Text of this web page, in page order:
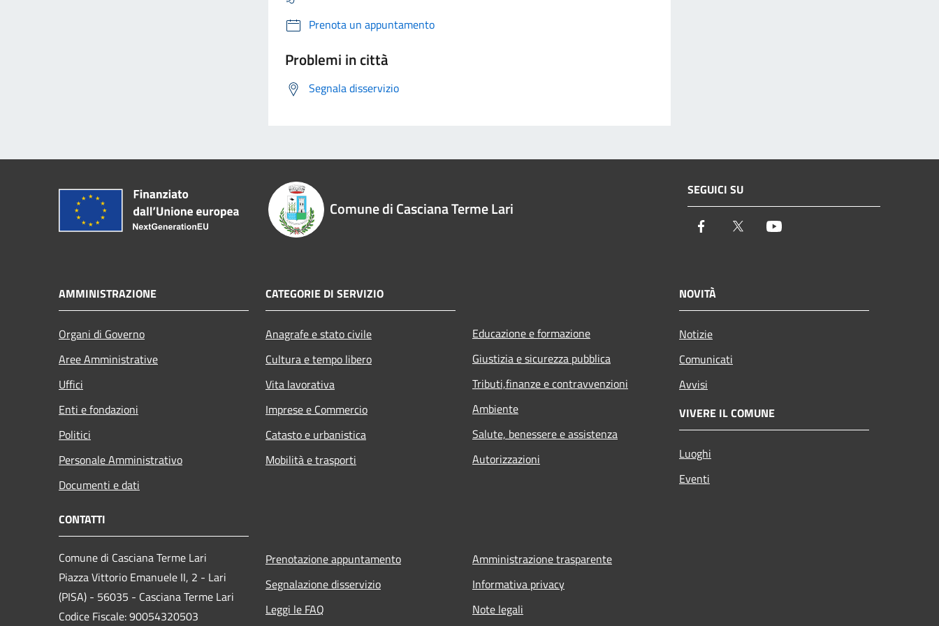
Prenota un appuntamento
Problemi in città
Segnala disservizio
Comune di Casciana Terme Lari
SEGUICI SU
Facebook Twitter
AMMINISTRAZIONE
Organi di Governo
Aree Amministrative
Uffici
Enti e fondazioni
Politici
Personale Amministrativo
Documenti e dati
CATEGORIE DI SERVIZIO
Anagrafe e stato civile
Cultura e tempo libero
Vita lavorativa
Imprese e Commercio
Catasto e urbanistica
Mobilità e trasporti
Educazione e formazione
Giustizia e sicurezza pubblica
Tributi,finanze e contravvenzioni
Ambiente
Salute, benessere e assistenza
Autorizzazioni
NOVITÀ
Notizie
Comunicati
Avvisi
VIVERE IL COMUNE
Luoghi
Eventi
CONTATTI
Comune di Casciana Terme Lari
Piazza Vittorio Emanuele II, 2 - Lari
(PISA) - 56035 - Casciana Terme Lari
Codice Fiscale: 90054320503
Prenotazione appuntamento
Segnalazione disservizio
Leggi le FAQ
Amministrazione trasparente
Informativa privacy
Note legali